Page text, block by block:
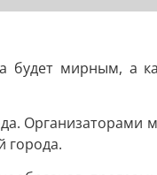
будет мирным,
Организаторами
города.